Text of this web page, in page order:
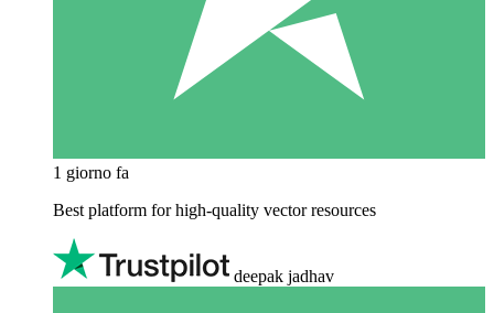
1 giorno fa
Best platform for high-quality vector resources
deepak jadhav